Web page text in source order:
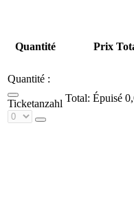
Quantité
Prix
Quantité :
Ticketanzahl Épuisé